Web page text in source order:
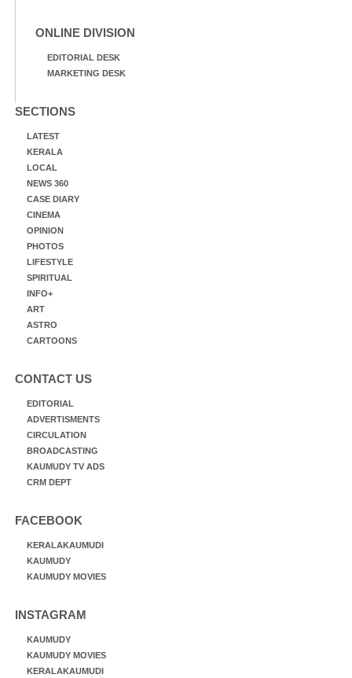
ONLINE DIVISION
EDITORIAL DESK
MARKETING DESK
SECTIONS
LATEST
KERALA
LOCAL
NEWS 360
CASE DIARY
CINEMA
OPINION
PHOTOS
LIFESTYLE
SPIRITUAL
INFO+
ART
ASTRO
CARTOONS
CONTACT US
EDITORIAL
ADVERTISMENTS
CIRCULATION
BROADCASTING
KAUMUDY TV ADS
CRM DEPT
FACEBOOK
KERALAKAUMUDI
KAUMUDY
KAUMUDY MOVIES
INSTAGRAM
KAUMUDY
KAUMUDY MOVIES
KERALAKAUMUDI